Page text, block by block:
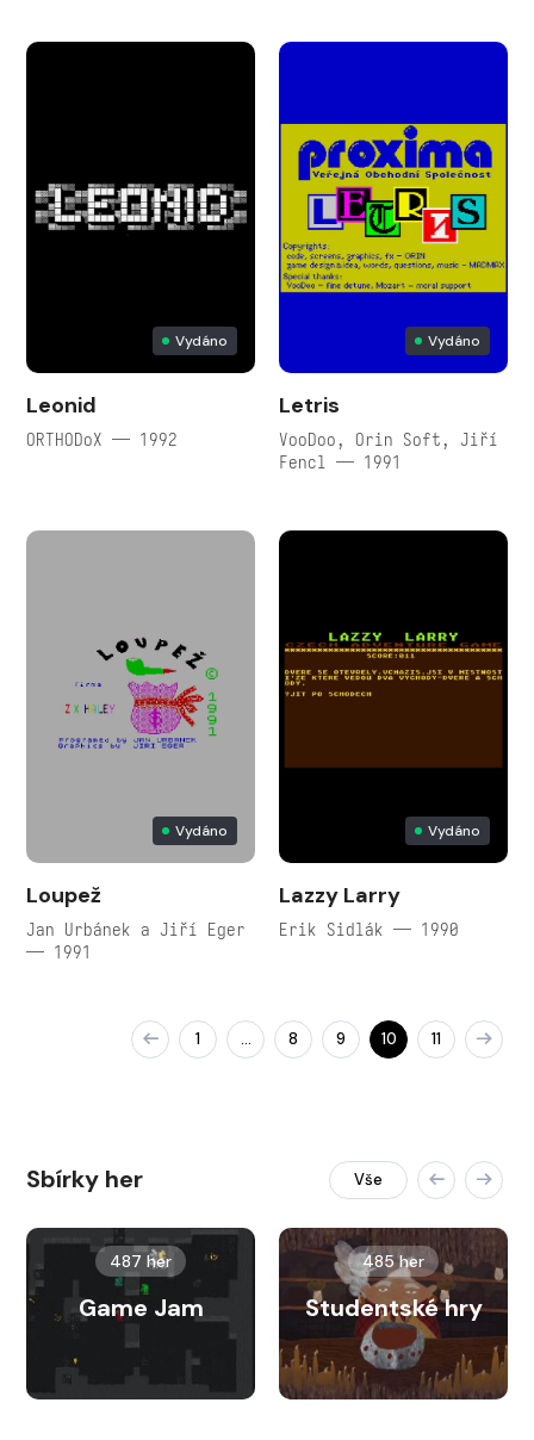
Vydáno
Leonid
ORTHODoX — 1992
Vydáno
Letris
VooDoo, Orin Soft, Jiří
Fencl — 1991
Vydáno
Loupež
Jan Urbánek a Jiří Eger
— 1991
Vydáno
Lazzy Larry
Erik Sidlák — 1990
1 … 8 9 10 11
Sbírky her Vše
487 her
Game Jam
485 her
Studentské hry